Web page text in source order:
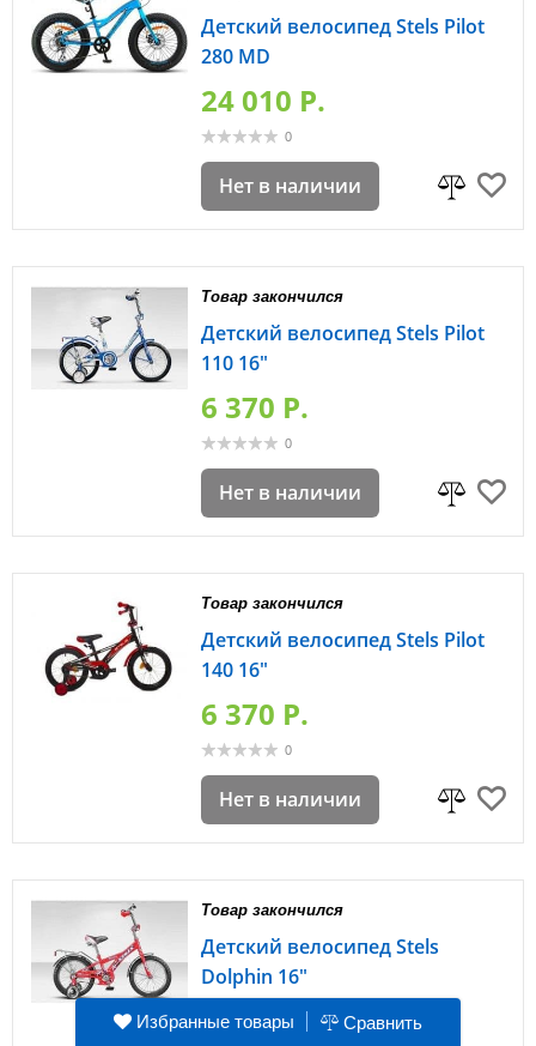
Детский велосипед Stels Pilot
280 MD
24 010 P.
0
Нет в наличии
Товар закончился
Детский велосипед Stels Pilot
110 16"
6 370 P.
0
Нет в наличии
Товар закончился
Детский велосипед Stels Pilot
140 16"
6 370 P.
0
Нет в наличии
Товар закончился
Детский велосипед Stels
Dolphin 16"
6 420 P.
Избранные товары